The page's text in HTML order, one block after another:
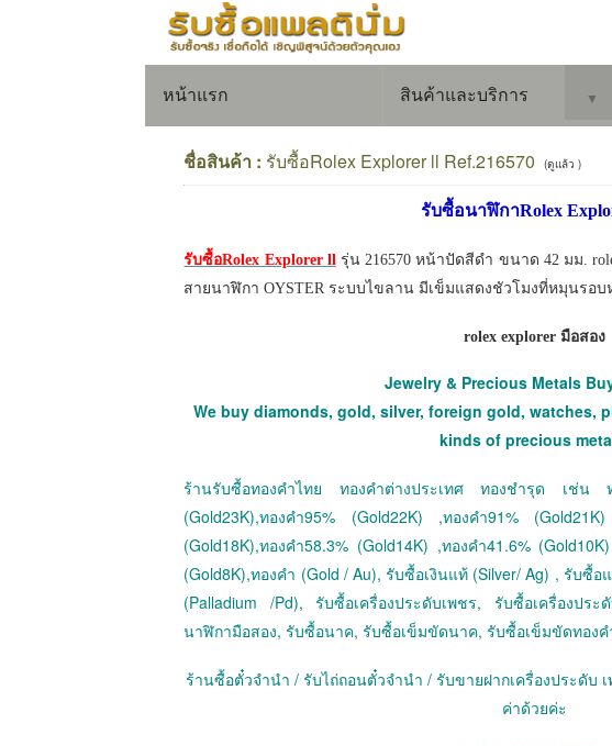
หน้าแรก สินค้าและบริการ ▼
ชื่อสินค้า : รับซื้อRolex Explorer ll Ref.216570 (ดูแล้ว )
รับซื้อนาฬิกาRolex
รับซื้อRolex Explorer llรุ่น 216570 หน้าปัดสีดำ ขนาด 42 มม.
สายนาฬิกา OYSTER ระบบไขลาน มีเข็มแสดงชัวโมงที่หมุนรอบ
rolex explorer มือสอง
Jewelry & Precious Metals
We buy diamonds, gold, silver, foreign gold, watches,
kinds of precious
ร้านรับซื้อทองคำไทย ทองคำต่างประเทศ ทองชำรุด เช่น
(Gold23K),ทองคำ95% (Gold22K) ,ทองคำ91%
(Gold18K),ทองคำ58.3% (Gold14K) ,ทองคำ41.6%
(Gold8K),ทองคำ (Gold / Au), รับซื้อเงินแท้ (Silver/ Ag) , รับซื้
(Palladium /Pd), รับซื้อเครื่องประดับเพชร, รับซื้อเครื่องป
นาฬิกามือสอง, รับซื้อนาค, รับซื้อเข็มขัดนาค, รับซื้อเข็มขัดทองค
ร้านซื้อตั๋วจำนำ / รับไถ่ถอนตั๋วจำนำ / รับขายฝากเครื่องประดับ
ค่าด้วยค่ะ